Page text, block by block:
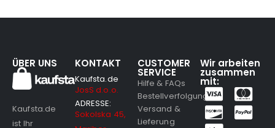
ÜBER UNS
Kaufsta.de
ist Ihr
KONTAKT
Kaufsta.de
JosS d.o.o.
ADRESSE:
Sokolska 45,
CUSTOMER
SERVICE
Hilfe & FAQs
Bestellverfolgung
Versand &
Lieferung
Wir arbeiten
zusammen
mit: